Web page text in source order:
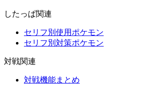
したっぱ関連
セリフ別使用ポケモン
セリフ別対策ポケモン
対戦関連
対戦機能まとめ